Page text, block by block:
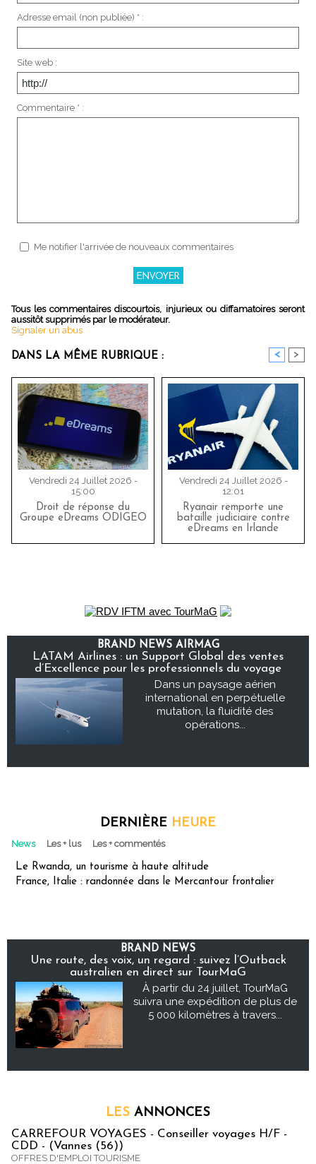
Adresse email (non publiée) * :
Site web :
Commentaire * :
Me notifier l'arrivée de nouveaux commentaires
Tous les commentaires discourtois, injurieux ou diffamatoires seront
aussitôt supprimés par le modérateur.
Signaler un abus
DANS LA MÊME RUBRIQUE : < >
Vendredi 24 Juillet 2026 -
15:00
Droit de réponse du
Groupe eDreams ODIGEO
Vendredi 24 Juillet 2026 -
12:01
Ryanair remporte une
bataille judiciaire contre
eDreams en Irlande
BRAND NEWS AIRMAG
LATAM Airlines : un Support Global des ventes
d’Excellence pour les professionnels du voyage
Dans un paysage aérien
international en perpétuelle
mutation, la fluidité des
opérations...
DERNIÈRE HEURE
News Les + lus Les + commentés
Le Rwanda, un tourisme à haute altitude
France, Italie : randonnée dans le Mercantour frontalier
BRAND NEWS
Une route, des voix, un regard : suivez l’Outback
australien en direct sur TourMaG
À partir du 24 juillet, TourMaG
suivra une expédition de plus de
5 000 kilomètres à travers...
LES ANNONCES
CARREFOUR VOYAGES - Conseiller voyages H/F -
CDD - (Vannes (56))
OFFRES D'EMPLOI TOURISME